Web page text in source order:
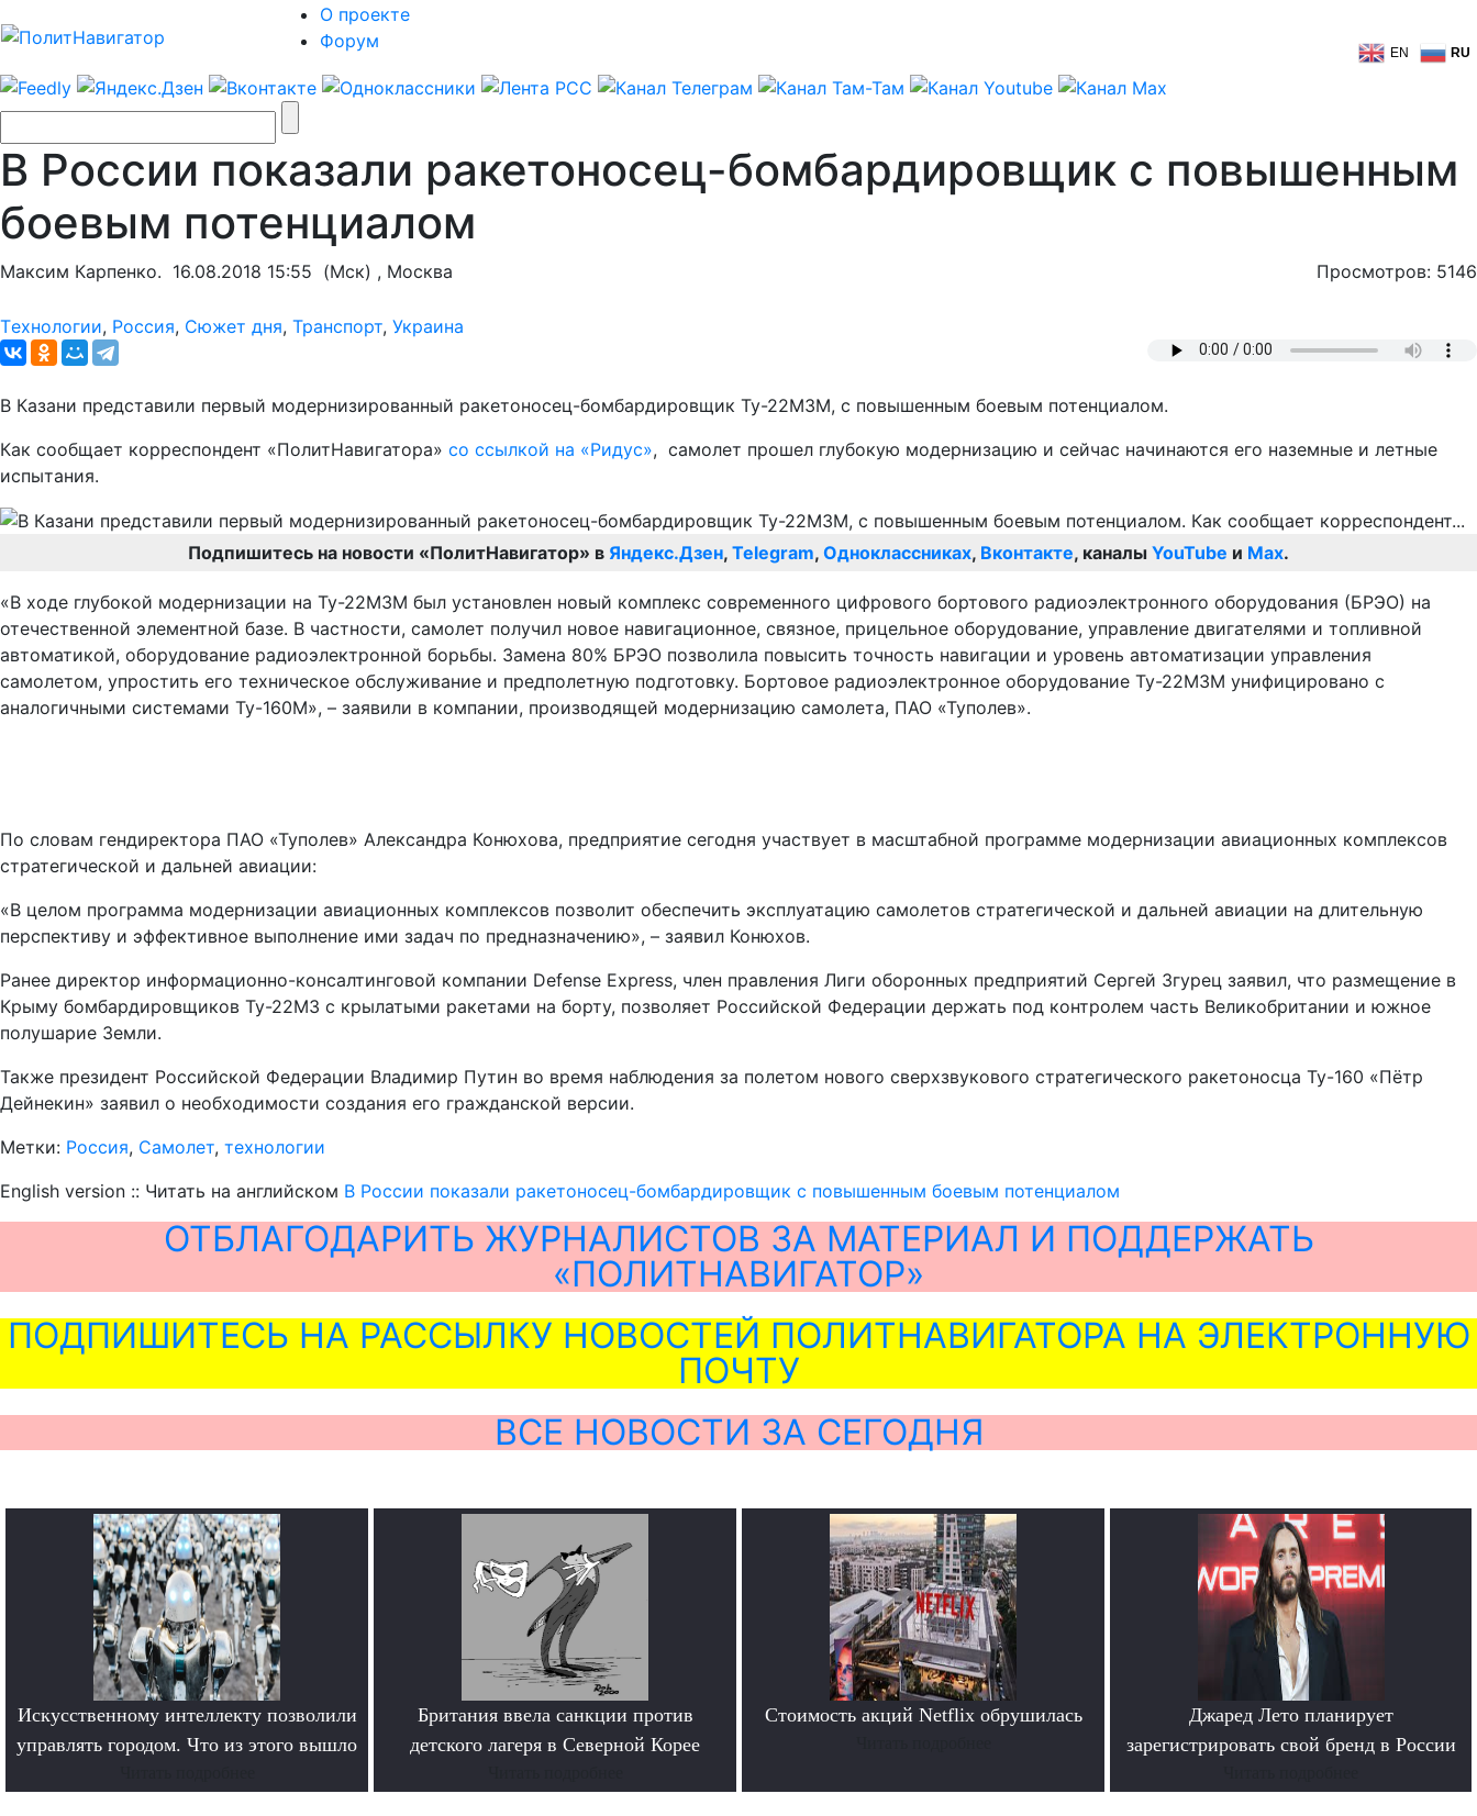
О проекте
Форум
EN RU
В России показали ракетоносец-бомбардировщик с повышенным
боевым потенциалом
Максим Карпенко. 16.08.2018 15:55 (Мск) , Москва Просмотров: 5146
Tехнологии, Россия, Сюжет дня, Транспорт, Украина
В Казани представили первый модернизированный ракетоносец-бомбардировщик Ту-22М3М, с повышенным боевым потенциалом.
Как сообщает корреспондент «ПолитНавигатора» со ссылкой на «Ридус», самолет прошел глубокую модернизацию и сейчас начинаются его наземные и летные
испытания.
Подпишитесь на новости «ПолитНавигатор» в Яндекс.Дзен, Telegram, Одноклассниках, Вконтакте, каналы YouTube и Max.
«В ходе глубокой модернизации на Ту-22М3М был установлен новый комплекс современного цифрового бортового радиоэлектронного оборудования (БРЭО) на
отечественной элементной базе. В частности, самолет получил новое навигационное, связное, прицельное оборудование, управление двигателями и топливной
автоматикой, оборудование радиоэлектронной борьбы. Замена 80% БРЭО позволила повысить точность навигации и уровень автоматизации управления
самолетом, упростить его техническое обслуживание и предполетную подготовку. Бортовое радиоэлектронное оборудование Ту-22М3М унифицировано с
аналогичными системами Ту-160М», – заявили в компании, производящей модернизацию самолета, ПАО «Туполев».
По словам гендиректора ПАО «Туполев» Александра Конюхова, предприятие сегодня участвует в масштабной программе модернизации авиационных комплексов
стратегической и дальней авиации:
«В целом программа модернизации авиационных комплексов позволит обеспечить эксплуатацию самолетов стратегической и дальней авиации на длительную
перспективу и эффективное выполнение ими задач по предназначению», – заявил Конюхов.
Ранее директор информационно-консалтинговой компании Defense Express, член правления Лиги оборонных предприятий Сергей Згурец заявил, что размещение в
Крыму бомбардировщиков Ту-22М3 с крылатыми ракетами на борту, позволяет Российской Федерации держать под контролем часть Великобритании и южное
полушарие Земли.
Также президент Российской Федерации Владимир Путин во время наблюдения за полетом нового сверхзвукового стратегического ракетоносца Ту-160 «Пётр
Дейнекин» заявил о необходимости создания его гражданской версии.
Метки: Россия, Самолет, технологии
English version :: Читать на английском В России показали ракетоносец-бомбардировщик с повышенным боевым потенциалом
ОТБЛАГОДАРИТЬ ЖУРНАЛИСТОВ ЗА МАТЕРИАЛ И ПОДДЕРЖАТЬ
«ПОЛИТНАВИГАТОР»
ПОДПИШИТЕСЬ НА РАССЫЛКУ НОВОСТЕЙ ПОЛИТНАВИГАТОРА НА ЭЛЕКТРОННУЮ
ПОЧТУ
ВСЕ НОВОСТИ ЗА СЕГОДНЯ
Искусственному интеллекту позволили
управлять городом. Что из этого вышло
Британия ввела санкции против
детского лагеря в Северной Корее
Стоимость акций Netflix обрушилась
Джаред Лето планирует
зарегистрировать свой бренд в России